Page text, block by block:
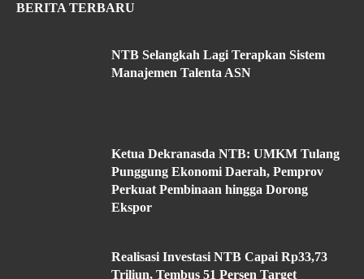
BERITA TERBARU
NTB Selangkah Lagi Terapkan Sistem
Manajemen Talenta ASN
Ketua Dekranasda NTB: UMKM Tulang
Punggung Ekonomi Daerah, Pemprov
Perkuat Pembinaan hingga Dorong
Ekspor
Realisasi Investasi NTB Capai Rp33,73
Triliun, Tembus 51 Persen Target